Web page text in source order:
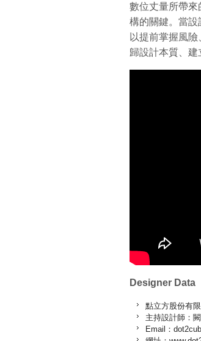
數位丈量所帶
構的關鍵。當
以提前掌握風
歸設計本質、
Designer Data
點立方股份有
主持設計師：
Email：